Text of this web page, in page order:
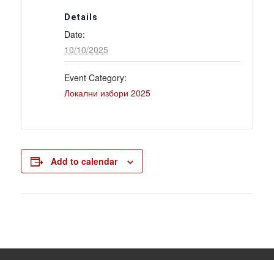
Details
Date:
10/10/2025
Event Category:
Локални избори 2025
Add to calendar